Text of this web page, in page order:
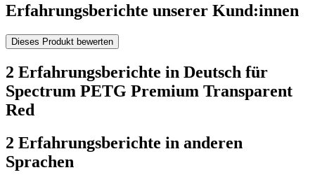
Erfahrungsberichte unserer Kund:innen
Dieses Produkt bewerten
2 Erfahrungsberichte in Deutsch für
Spectrum PETG Premium Transparent
Red
2 Erfahrungsberichte in anderen
Sprachen